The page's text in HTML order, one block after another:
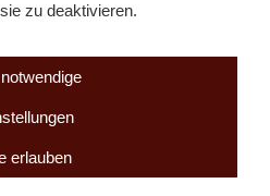
unsKontakt
zu deaktivieren.
erlauben